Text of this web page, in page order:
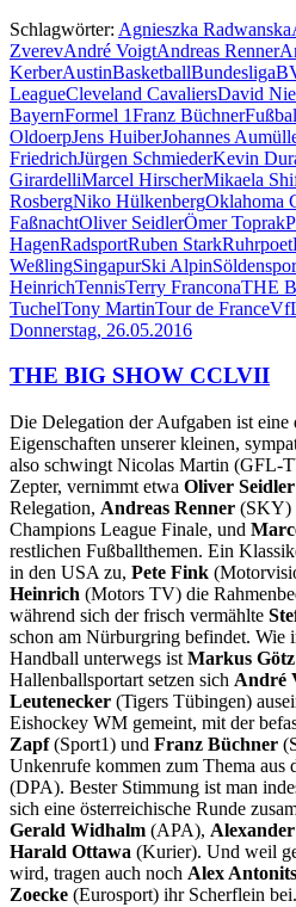
Schlagwörter: Agnieszka Radwanska
ZverevAndré VoigtAndreas Renner
KerberAustinBasketballBundesliga
LeagueCleveland CavaliersDavid
BayernFormel 1Franz Büchner
OldoerpJens HuiberJohannes
FriedrichJürgen SchmiederKevin
GirardelliMarcel HirscherMikaela
RosbergNiko HülkenbergOklahoma
FaßnachtOliver SeidlerÖmer Toprak
HagenRadsportRuben StarkRuhrpoet
WeßlingSingapurSki AlpinSölden
HeinrichTennisTerry FranconaTHE
TuchelTony MartinTour de France
Donnerstag, 26.05.2016
THE BIG SHOW CCLVII
Die Delegation der Aufgaben ist eine
Eigenschaften unserer kleinen,
also schwingt Nicolas Martin (GFL-
Zepter, vernimmt etwa Oliver Seidler
Relegation, Andreas Renner (SKY)
Champions League Finale, und
restlichen Fußballthemen. Ein
in den USA zu, Pete Fink
Heinrich (Motors TV) die
während sich der frisch vermählte
schon am Nürburgring befindet. Wie
Handball unterwegs ist Markus Götz
Hallenballsportart setzen sich André
Leutenecker (Tigers Tübingen)
Eishockey WM gemeint, mit der
Zapf(Sport1) und Franz Büchner
Unkenrufe kommen zum Thema aus
(DPA). Bester Stimmung ist man
sich eine österreichische Runde
Gerald Widhalm (APA),
Harald Ottawa (Kurier). Und weil
wird, tragen auch noch Alex
Zoecke (Eurosport) ihr Scherflein bei.